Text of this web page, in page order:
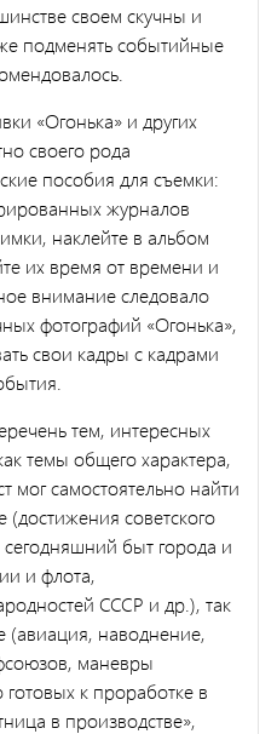
своем скучны и
подменять событийные
«Огонька» и других
своего рода
пособия для съемки:
журналов
наклейте в альбом
их время от времени и
внимание следовало
фотографий «Огонька»,
свои кадры с кадрами
тем, интересных
темы общего характера,
мог самостоятельно найти
советского
сегодняшний быт города и
и флота,
СССР и др.), так
(авиация, наводнение,
маневры
к проработке в
в производстве»,